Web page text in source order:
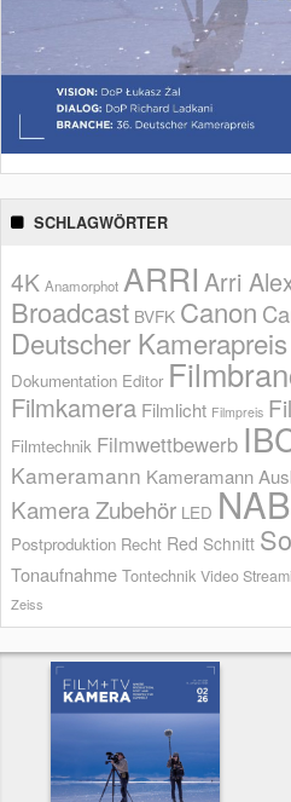
SCHLAGWÖRTER
4K Anamorphot ARRI Arri
Broadcast BVFK Canon
Deutscher Kamerapreis
Dokumentation Editor
Filmkamera Filmlicht Filmpreis
Filmtechnik Filmwettbewerb
Kameramann Kameramann
Kamera Zubehör LED
Postproduktion Recht Red Schnitt
Tonaufnahme Tontechnik Video
Zeiss